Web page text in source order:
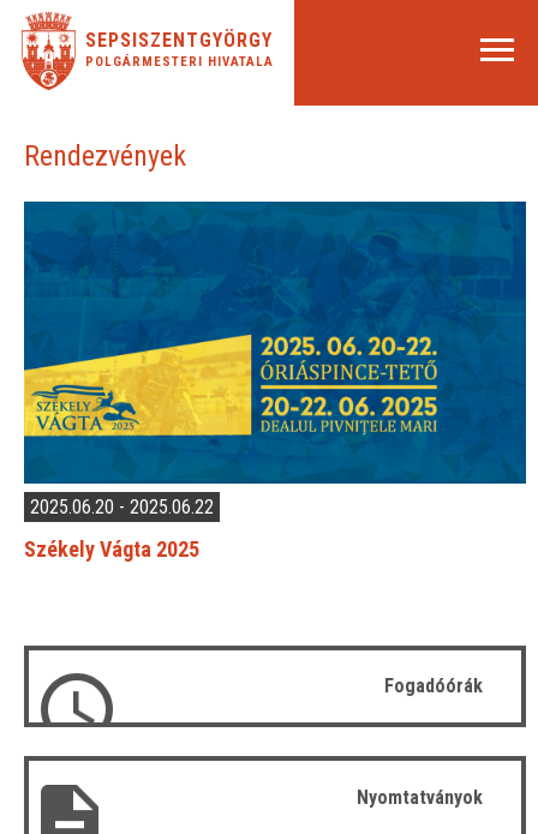
SEPSISZENTGYÖRGY
POLGÁRMESTERI HIVATALA
Rendezvények
2025.06.20 - 2025.06.22
Székely Vágta 2025
Fogadóórák
Nyomtatványok